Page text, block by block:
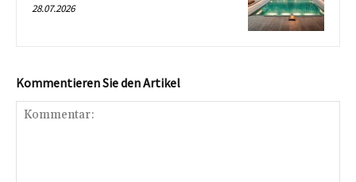
28.07.2026
Kommentieren Sie den Artikel